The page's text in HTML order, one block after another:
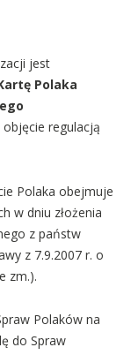
jest
Polaka
objęcie regulacją
Polaka obejmuje
w dniu złożenia
z państw
z 7.9.2007 r. o
zm.).
Polaków na
do Spraw